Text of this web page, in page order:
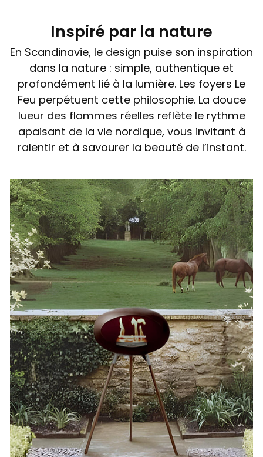
Inspiré par la nature
En Scandinavie, le design puise son inspiration
dans la nature : simple, authentique et
profondément lié à la lumière. Les foyers Le
Feu perpétuent cette philosophie. La douce
lueur des flammes réelles reflète le rythme
apaisant de la vie nordique, vous invitant à
ralentir et à savourer la beauté de l’instant.